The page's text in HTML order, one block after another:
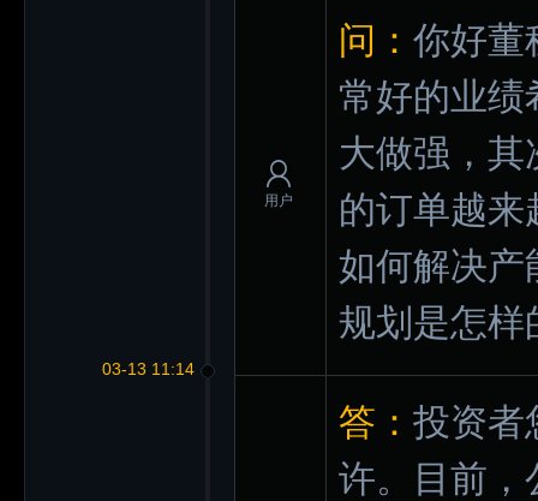
03-13 11:14
用户
问： 你好董
常好的业绩
大做强，
的订单越
如何解决产
规划是怎样
答： 投资者
许。目前，